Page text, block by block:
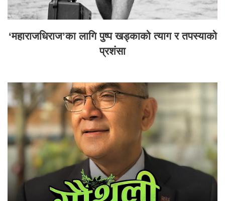
‘महाराजधिराज’का लागि पुष्प खड्काको त्याग र तपस्याको
प्रशंसा